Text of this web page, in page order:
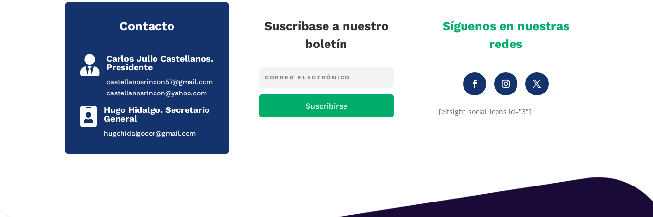
Contacto

Carlos Julio Castellanos.
Presidente
castellanosrincon57@gmail.com
castellanosrincon@yahoo.com

Hugo Hidalgo. Secretario
General
hugohidalgocor@gmail.com
Suscríbase a nuestro
boletín
Suscribirse
Síguenos en nuestras
redes
[elfsight_social_icons id="3"]